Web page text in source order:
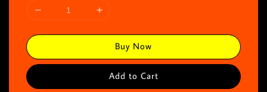
Buy Now
Add to Cart